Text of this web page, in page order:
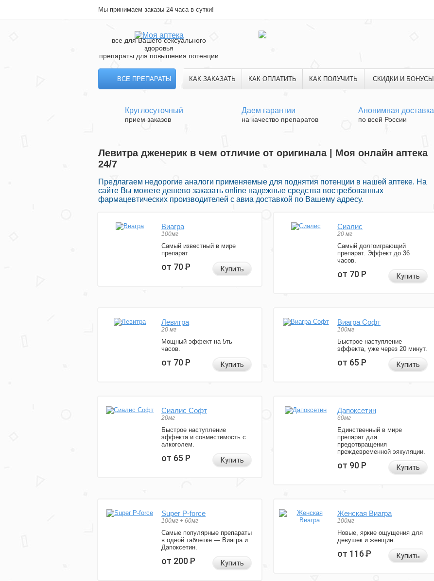
Мы принимаем заказы 24 часа в сутки!
все для Вашего сексуального
здоровья
препараты для повышения потенции
ВСЕ ПРЕПАРАТЫ КАК ЗАКАЗАТЬ КАК ОПЛАТИТЬ КАК ПОЛУЧИТЬ СКИДКИ И БОНУСЫ
Круглосуточный
прием заказов
Даем гарантии
на качество препаратов
Анонимная доставка
по всей России
Левитра дженерик в чем отличие от оригинала | Моя онлайн аптека
24/7
Предлагаем недорогие аналоги применяемые для поднятия потенции в нашей аптеке. На
сайте Вы можете дешево заказать online надежные средства востребованных
фармацевтических производителей с авиа доставкой по Вашему адресу.
Виагра
100мг
Самый известный в мире
препарат
от 70Р Купить
Сиалис
20 мг
Самый долгоиграющий
препарат. Эффект до 36
часов.
от 70Р Купить
Левитра
20 мг
Мощный эффект на 5ть
часов.
от 70Р Купить
Виагра Софт
100мг
Быстрое наступление
эффекта, уже через 20 минут.
от 65Р Купить
Сиалис Софт
20мг
Быстрое наступление
эффекта и совместимость с
алкоголем.
от 65Р Купить
Дапоксетин
60мг
Единственный в мире
препарат для
предотвращения
преждевременной эякуляции.
от 90Р Купить
Super P-force
100мг + 60мг
Самые популярные препараты
в одной таблетке — Виагра и
Дапоксетин.
от 200Р Купить
Женская Виагра
100мг
Новые, яркие ощущения для
девушек и женщин.
от 116Р Купить